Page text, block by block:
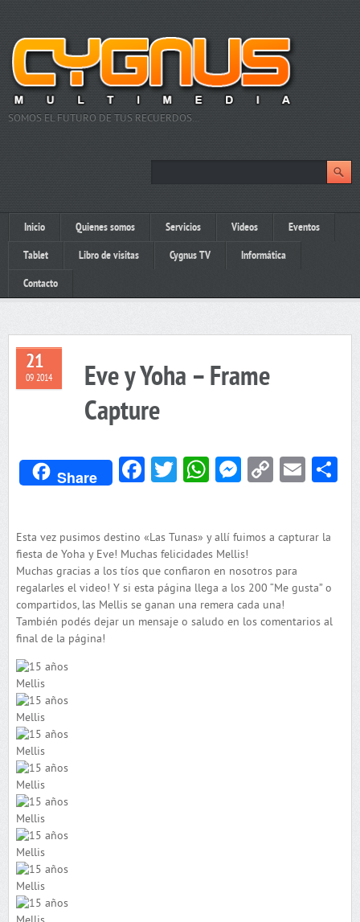
SOMOS EL FUTURO DE TUS RECUERDOS…
Inicio Quienes somos Servicios Videos Eventos
Tablet Libro de visitas Cygnus TV Informática
Contacto
21
09 2014
Eve y Yoha – Frame
Capture
Share Facebook
Twitter
WhatsApp
Messenger
Copy
Esta vez pusimos destino «Las Tunas» y allí fuimos a capturar la
fiesta de Yoha y Eve! Muchas felicidades Mellis!
Muchas gracias a los tíos que confiaron en nosotros para
regalarles el video! Y si esta página llega a los 200 “Me gusta” o
compartidos, las Mellis se ganan una remera cada una!
También podés dejar un mensaje o saludo en los comentarios al
final de la página!